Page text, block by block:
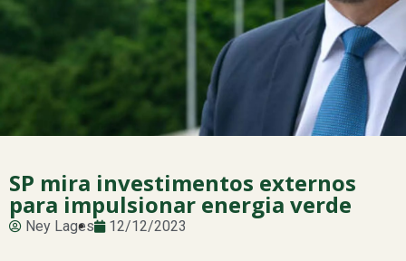
SP mira investimentos externos
para impulsionar energia verde
Ney Lages 12/12/2023